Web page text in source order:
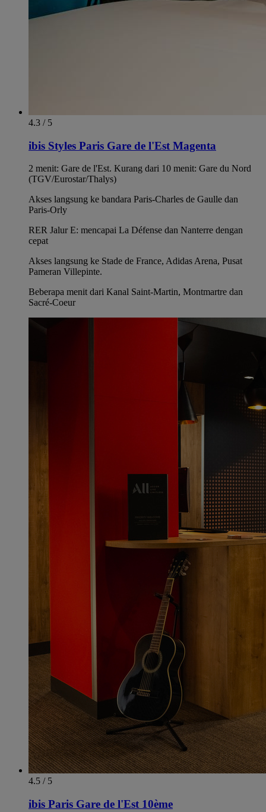
4.3 / 5
ibis Styles Paris Gare de l'Est Magenta
2 menit: Gare de l'Est. Kurang dari 10 menit: Gare du Nord
(TGV/Eurostar/Thalys)
Akses langsung ke bandara Paris-Charles de Gaulle dan
Paris-Orly
RER Jalur E: mencapai La Défense dan Nanterre dengan
cepat
Akses langsung ke Stade de France, Adidas Arena, Pusat
Pameran Villepinte.
Beberapa menit dari Kanal Saint-Martin, Montmartre dan
Sacré-Coeur
4.5 / 5
ibis Paris Gare de l'Est 10ème